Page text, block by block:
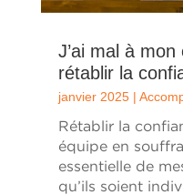
J’ai mal à
rétablir la
janvier 2025|
Rétablir la
équipe en
essentielle de
qu’ils soient